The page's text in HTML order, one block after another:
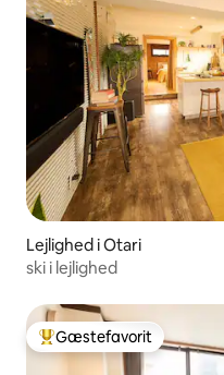
Lejlighed i Otari
ski i lejlighed
Bedste gæstefavorit
Gæstefavorit